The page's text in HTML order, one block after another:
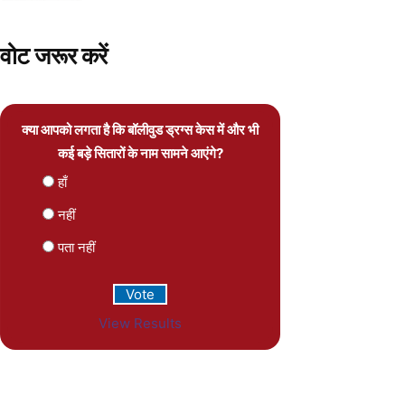
वोट जरूर करें
क्या आपको लगता है कि बॉलीवुड ड्रग्स केस में और भी
कई बड़े सितारों के नाम सामने आएंगे?
हाँ
नहीं
पता नहीं
View Results